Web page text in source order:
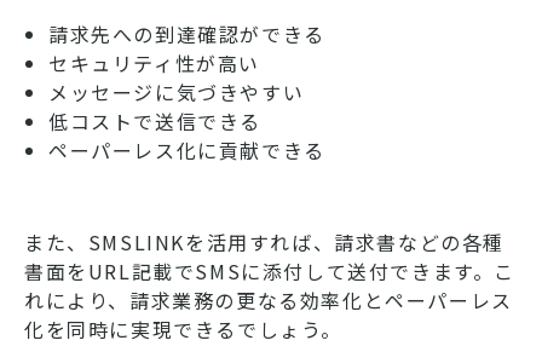
請求先への到達確認ができる
セキュリティ性が高い
メッセージに気づきやすい
低コストで送信できる
ペーパーレス化に貢献できる
また、SMSLINKを活用すれば、請求書などの各種
書面をURL記載でSMSに添付して送付できます。こ
れにより、請求業務の更なる効率化とペーパーレス
化を同時に実現できるでしょう。